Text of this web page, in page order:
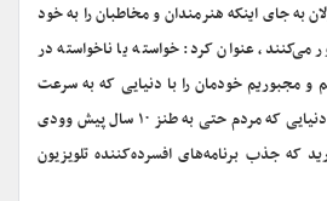
به جای اینکه هنرمندان و مخاطبان را به خود
می‌کنند، عنوان کرد: خواسته یا ناخواسته در
و مجبوریم خودمان را با دنیایی که به سرعت
تغییر می‌کند وفق بدهیم. در دنیایی که مردم حتی به طنز ۱۰ سال پیش وودی
که جذب برنامه‌های افسرده‌کننده تلویزیون